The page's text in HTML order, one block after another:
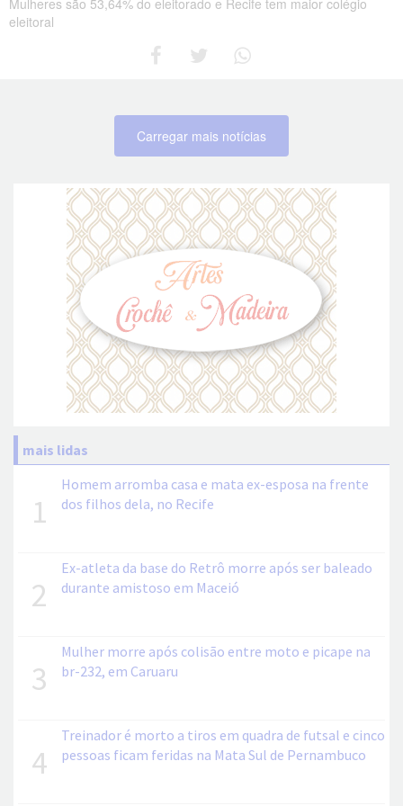
eleitoral
Carregar mais notícias
mais lidas
1
Homem arromba casa e mata ex-esposa na frente
dos filhos dela, no Recife
2
Ex-atleta da base do Retrô morre após ser baleado
durante amistoso em Maceió
3
Mulher morre após colisão entre moto e picape na
br-232, em Caruaru
4
Treinador é morto a tiros em quadra de futsal e cinco
pessoas ficam feridas na Mata Sul de Pernambuco